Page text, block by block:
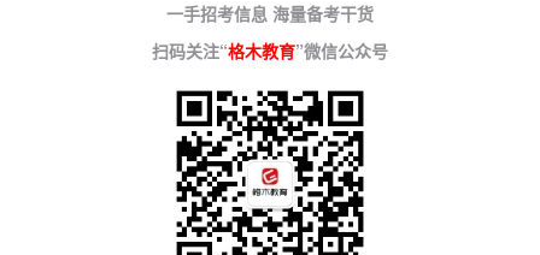
一手招考信息 海量备考干货
扫码关注“格木教育”微信公众号